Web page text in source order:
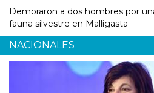
Demoraron a dos hombres por
fauna silvestre en Malligasta
NACIONALES